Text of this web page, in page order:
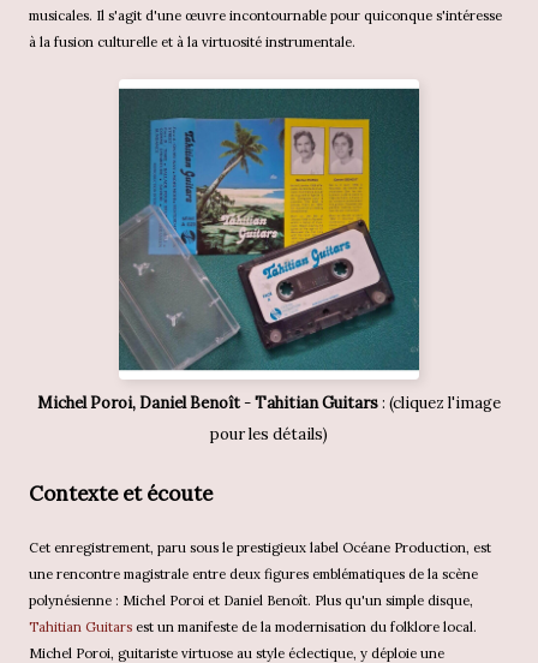
musicales. Il s'agit d'une œuvre incontournable pour quiconque s'intéresse
à la fusion culturelle et à la virtuosité instrumentale.
Michel Poroi, Daniel Benoît-Tahitian Guitars: (cliquez l'image
pour les détails)
Contexte et écoute
Cet enregistrement, paru sous le prestigieux label Océane Production, est
une rencontre magistrale entre deux figures emblématiques de la scène
polynésienne : Michel Poroi et Daniel Benoît. Plus qu'un simple disque,
Tahitian Guitars est un manifeste de la modernisation du folklore local.
Michel Poroi, guitariste virtuose au style éclectique, y déploie une